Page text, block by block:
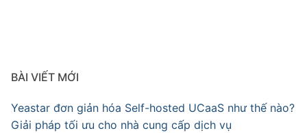
E1 / T1 / PRI VoIP Gateway
BÀI VIẾT MỚI
Yeastar đơn giản hóa Self-hosted UCaaS như thế nào?
Giải pháp tối ưu cho nhà cung cấp dịch vụ